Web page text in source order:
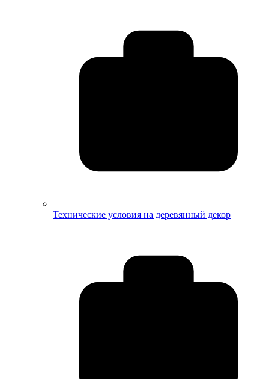
Технические условия на деревянный декор